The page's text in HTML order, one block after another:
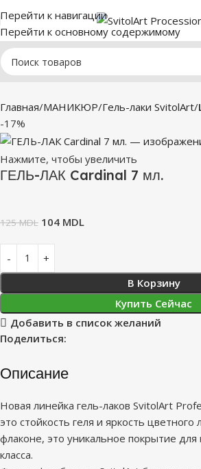
Перейти к навигации
Перейти к основному содержимому
Главная МАНИКЮР Гель-лаки SvitolArt
-17%
Нажмите, чтобы увеличить
ГЕЛЬ-ЛАК Cardinal 7 мл.
125MDL 104 MDL
В Корзину
Купить Сейчас
Добавить в список желаний
Поделиться:
Описание
Новая линейка гель-лаков SvitolArt
это стойкость геля и яркость цветного
флаконе, это уникальное покрытие
класса.